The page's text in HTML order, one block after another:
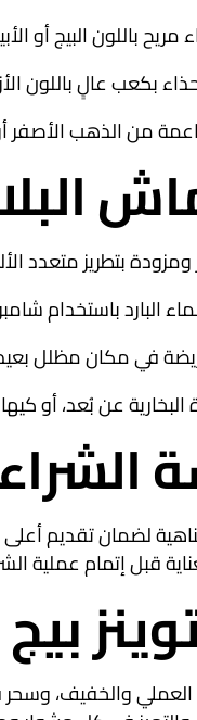
باللون البيج أو
بكعب عالٍ باللون
من الذهب الأصفر أو
بتطريز متعدد
البارد باستخدام
في مكان مظلل
البخارية عن بُعد، أو
لضمان تقديم
قبل إتمام عملية
والخفيف، وسحر